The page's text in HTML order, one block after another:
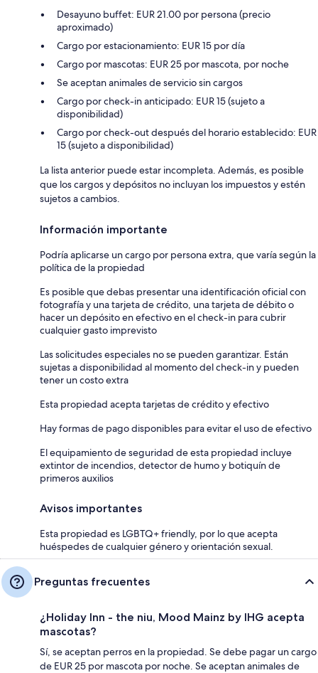
Desayuno buffet: EUR 21.00 por persona (precio
aproximado)
Cargo por estacionamiento: EUR 15 por día
Cargo por mascotas: EUR 25 por mascota, por noche
Se aceptan animales de servicio sin cargos
Cargo por check-in anticipado: EUR 15 (sujeto a
disponibilidad)
Cargo por check-out después del horario establecido: EUR
15 (sujeto a disponibilidad)
La lista anterior puede estar incompleta. Además, es posible
que los cargos y depósitos no incluyan los impuestos y estén
sujetos a cambios.
Información importante
Podría aplicarse un cargo por persona extra, que varía según la
política de la propiedad
Es posible que debas presentar una identificación oficial con
fotografía y una tarjeta de crédito, una tarjeta de débito o
hacer un depósito en efectivo en el check-in para cubrir
cualquier gasto imprevisto
Las solicitudes especiales no se pueden garantizar. Están
sujetas a disponibilidad al momento del check-in y pueden
tener un costo extra
Esta propiedad acepta tarjetas de crédito y efectivo
Hay formas de pago disponibles para evitar el uso de efectivo
El equipamiento de seguridad de esta propiedad incluye
extintor de incendios, detector de humo y botiquín de
primeros auxilios
Avisos importantes
Esta propiedad es LGBTQ+ friendly, por lo que acepta
huéspedes de cualquier género y orientación sexual.
Preguntas frecuentes
¿Holiday Inn - the niu, Mood Mainz by IHG acepta
mascotas?
Sí, se aceptan perros en la propiedad. Se debe pagar un cargo
de EUR 25 por mascota por noche. Se aceptan animales de